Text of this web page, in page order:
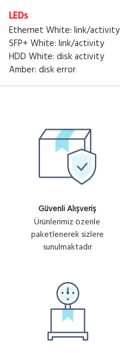
LEDs
Ethernet White: link/activity
SFP+ White: link/activity
HDD White: disk activity
Amber: disk error
Güvenli Alışveriş
Ürünlerimiz özenle
paketlenerek sizlere
sunulmaktadır